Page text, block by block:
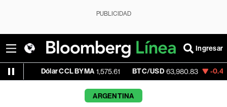
PUBLICIDAD
Ingresar
CCL BYMA 1,575.61 BTC/USD 63,980.83 -0.49% ETH/
ARGENTINA